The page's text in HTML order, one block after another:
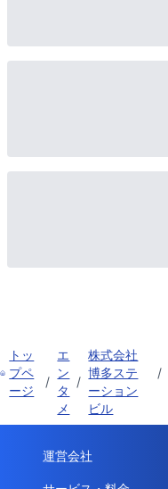
トッ
プペ
ージ
/
エ
ン
タ
メ
/
株式会社
博多ステ
ーション
ビル
/
運営会社